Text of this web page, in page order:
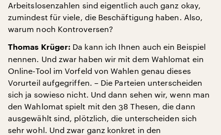
Arbeitslosenzahlen sind eigentlich auch ganz okay,
zumindest für viele, die Beschäftigung haben. Also,
warum noch Kontroversen?
Thomas Krüger: Da kann ich Ihnen auch ein Beispiel
nennen. Und zwar haben wir mit dem Wahlomat ein
Online-Tool im Vorfeld von Wahlen genau dieses
Vorurteil aufgegriffen. – Die Parteien unterscheiden
sich ja sowieso nicht. Und dann sehen wir, wenn man
den Wahlomat spielt mit den 38 Thesen, die dann
ausgewählt sind, plötzlich, die unterscheiden sich
sehr wohl. Und zwar ganz konkret in den